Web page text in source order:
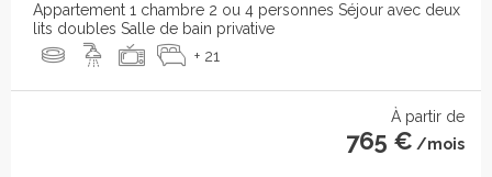
Appartement 1 chambre 2 ou 4 personnes Séjour avec deux
lits doubles Salle de bain privative
+ 21
À partir de
765 € /mois